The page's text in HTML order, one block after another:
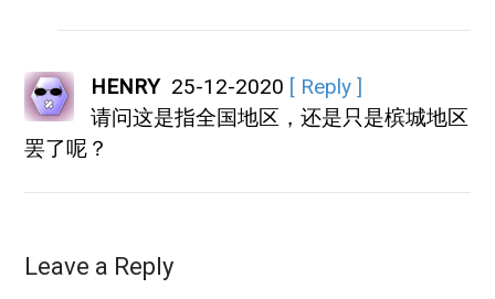
HENRY 25-12-2020
[ Reply ]
请问这是指全国地区，还是只是槟城地区
罢了呢？
Leave a Reply